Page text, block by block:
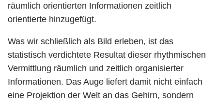
räumlich orientierten Informationen zeitlich
orientierte hinzugefügt.
Was wir schließlich als Bild erleben, ist das
statistisch verdichtete Resultat dieser rhythmischen
Vermittlung räumlich und zeitlich organisierter
Informationen. Das Auge liefert damit nicht einfach
eine Projektion der Welt an das Gehirn, sondern